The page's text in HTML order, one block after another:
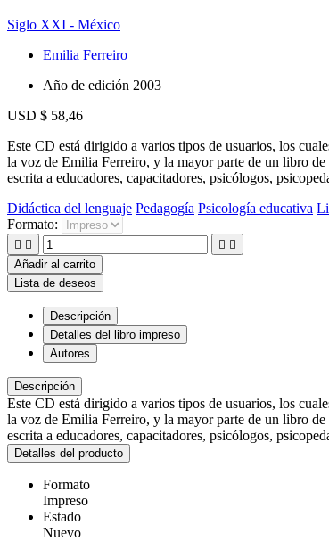
Siglo XXI - México
Emilia Ferreiro
Año de edición 2003
USD $ 58,46
Este CD está dirigido a varios tipos de usuarios, los
la voz de Emilia Ferreiro, y la mayor parte de un libro
escrita a educadores, capacitadores, psicólogos,
Didáctica del lenguaje Pedagogía Psicología educativa
Formato:
   
Añadir al carrito
Lista de deseos
Descripción
Detalles del libro impreso
Autores
Descripción
Este CD está dirigido a varios tipos de usuarios, los
la voz de Emilia Ferreiro, y la mayor parte de un libro
escrita a educadores, capacitadores, psicólogos,
Detalles del producto
Formato
Impreso
Estado
Nuevo